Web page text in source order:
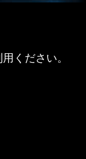
ください。